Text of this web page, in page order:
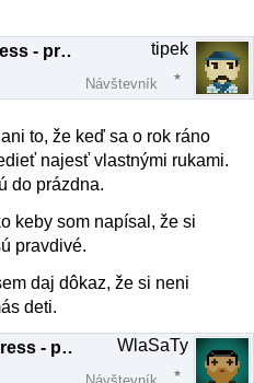
RE: LibreOffice Impress - problém po prenesení na druhý komp tipek
Návštevník
to, že keď sa o rok ráno
najesť vlastnými rukami.
do prázdna.
keby som napísal, že si
pravdivé.
daj dôkaz, že si neni
deti.
RE: LibreOffice Impress - problém po prenesení na druhý komp WlaSaTy